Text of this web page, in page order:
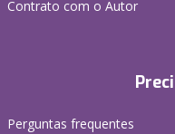
Contrato com o Autor
Perguntas frequentes